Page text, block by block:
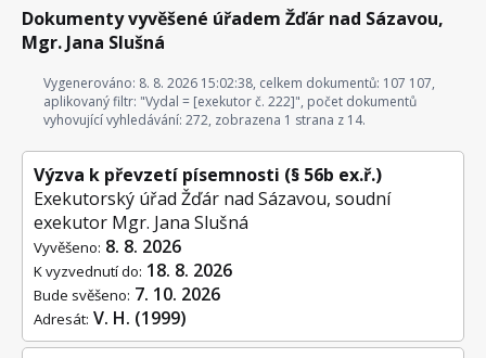
Dokumenty vyvěšené úřadem Žďár nad Sázavou,
Mgr. Jana Slušná
Vygenerováno: 8. 8. 2026 15:02:38, celkem dokumentů: 107 107,
aplikovaný filtr: "Vydal = [exekutor č. 222]", počet dokumentů
vyhovující vyhledávání: 272, zobrazena 1 strana z 14.
Výzva k převzetí písemnosti (§ 56b ex.ř.)
Exekutorský úřad Žďár nad Sázavou, soudní
exekutor Mgr. Jana Slušná
Vyvěšeno: 8. 8. 2026
Adresát: V. H. (1999)
K vyzvednutí do: 18. 8. 2026
Bude svěšeno: 7. 10. 2026